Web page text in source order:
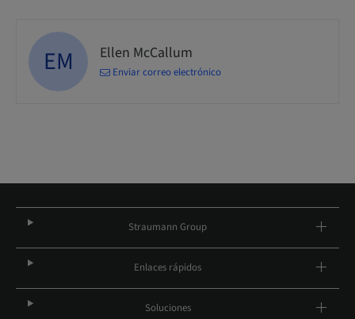
EM Ellen McCallum
Enviar correo electrónico
Straumann Group
Enlaces rápidos
Soluciones